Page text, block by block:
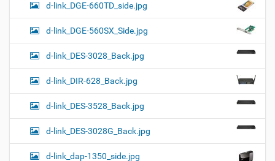
d-link_DGE-660TD_side.jpg
d-link_DGE-560SX_Side.jpg
d-link_DES-3028_Back.jpg
d-link_DIR-628_Back.jpg
d-link_DES-3528_Back.jpg
d-link_DES-3028G_Back.jpg
d-link_dap-1350_side.jpg